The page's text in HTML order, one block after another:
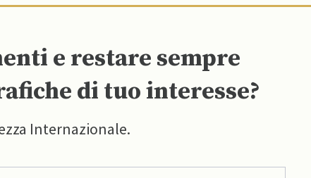
e restare sempre
di tuo interesse?
Internazionale.